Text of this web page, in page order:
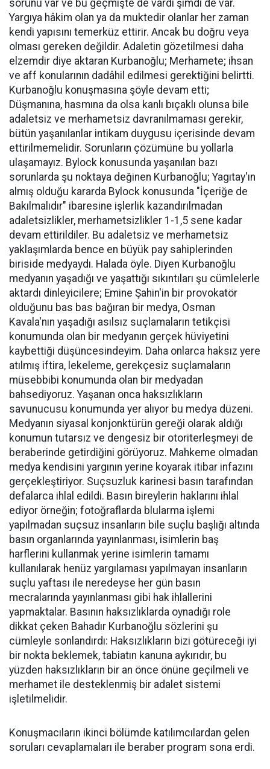
sorunu var ve bu geçmişte de vardı şimdi de var.
Yargıya hâkim olan ya da muktedir olanlar her zaman
kendi yapısını temerküz ettirir. Ancak bu doğru veya
olması gereken değildir. Adaletin gözetilmesi daha
elzemdir diye aktaran Kurbanoğlu; Merhamete; ihsan
ve aff konularının dadâhil edilmesi gerektiğini belirtti.
Kurbanoğlu konuşmasına şöyle devam etti;
Düşmanına, hasmına da olsa kanlı bıçaklı olunsa bile
adaletsiz ve merhametsiz davranılmaması gerekir,
bütün yaşanılanlar intikam duygusu içerisinde devam
ettirilmemelidir. Sorunların çözümüne bu yollarla
ulaşamayız. Bylock konusunda yaşanılan bazı
sorunlarda şu noktaya değinen Kurbanoğlu; Yagıtay'ın
almış olduğu kararda Bylock konusunda "İçeriğe de
Bakılmalıdır" ibaresine işlerlik kazandırılmadan
adaletsizlikler, merhametsizlikler 1-1,5 sene kadar
devam ettirildiler. Bu adaletsiz ve merhametsiz
yaklaşımlarda bence en büyük pay sahiplerinden
biriside medyaydı. Halada öyle. Diyen Kurbanoğlu
medyanın yaşadığı ve yaşattığı sıkıntıları şu cümlelerle
aktardı dinleyicilere; Emine Şahin'in bir provokatör
olduğunu bas bas bağıran bir medya, Osman
Kavala'nın yaşadığı asılsız suçlamaların tetikçisi
konumunda olan bir medyanın gerçek hüviyetini
kaybettiği düşüncesindeyim. Daha onlarca haksız yere
atılmış iftira, lekeleme, gerekçesiz suçlamaların
müsebbibi konumunda olan bir medyadan
bahsediyoruz. Yaşanan onca haksızlıkların
savunucusu konumunda yer alıyor bu medya düzeni.
Medyanın siyasal konjonktürün gereği olarak aldığı
konumun tutarsız ve dengesiz bir otoriterleşmeyi de
beraberinde getirdiğini görüyoruz. Mahkeme olmadan
medya kendisini yargının yerine koyarak itibar infazını
gerçekleştiriyor. Suçsuzluk karinesi basın tarafından
defalarca ihlal edildi. Basın bireylerin haklarını ihlal
ediyor örneğin; fotoğraflarda blularma işlemi
yapılmadan suçsuz insanların bile suçlu başlığı altında
basın organlarında yayınlanması, isimlerin baş
harflerini kullanmak yerine isimlerin tamamı
kullanılarak henüz yargılaması yapılmayan insanların
suçlu yaftası ile neredeyse her gün basın
mecralarında yayınlanması gibi hak ihlallerini
yapmaktalar. Basının haksızlıklarda oynadığı role
dikkat çeken Bahadır Kurbanoğlu sözlerini şu
cümleyle sonlandırdı: Haksızlıkların bizi götüreceği iyi
bir nokta beklemek, tabiatın kanuna aykırıdır, bu
yüzden haksızlıkların bir an önce önüne geçilmeli ve
merhamet ile desteklenmiş bir adalet sistemi
işletilmelidir.
Konuşmacıların ikinci bölümde katılımcılardan gelen
soruları cevaplamaları ile beraber program sona erdi.